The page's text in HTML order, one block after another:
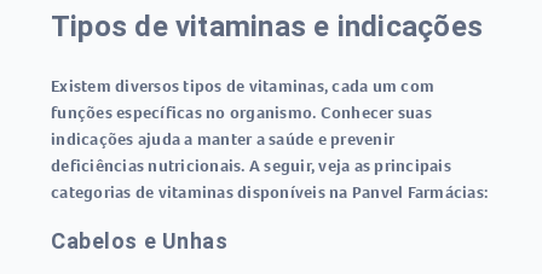
Tipos de vitaminas e indicações
Existem diversostipos de vitaminas, cada um com
funções específicas no organismo. Conhecer suas
indicações ajuda a manter a saúde e prevenir
deficiências nutricionais. A seguir, veja as principais
categorias de vitaminas disponíveis na Panvel Farmácias:
Cabelos e Unhas